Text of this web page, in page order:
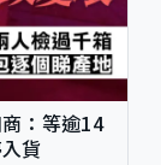
：等逾14
貨